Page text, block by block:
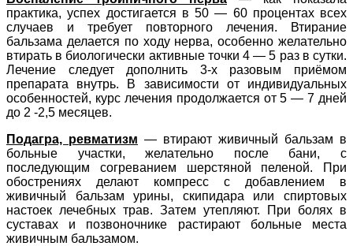
практика, успех достигается в 50 — 60 процентах всех
случаев и требует повторного лечения. Втирание
бальзама делается по ходу нерва, особенно желательно
втирать в биологически активные точки 4 — 5 раз в сутки.
Лечение следует дополнить 3-х разовым приёмом
препарата внутрь. В зависимости от индивидуальных
особенностей, курс лечения продолжается от 5 — 7 дней
до 2 -2,5 месяцев.
Подагра, ревматизм — втирают живичный бальзам в
больные участки, желательно после бани, с
последующим согреванием шерстяной пеленой. При
обострениях делают компресс с добавлением в
живичный бальзам урины, скипидара или спиртовых
настоек лечебных трав. Затем утепляют. При болях в
суставах и позвоночнике растирают больные места
живичным бальзамом.